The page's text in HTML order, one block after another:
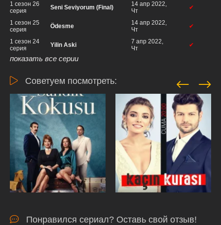
1 сезон 26
серия
Seni Seviyorum (Final)
14 апр 2022,
Чт
✔
1 сезон 25
серия
Ödesme
14 апр 2022,
Чт
✔
1 сезон 24
серия
Yilin Aski
7 апр 2022,
Чт
✔
показать все серии
Советуем посмотреть:
Понравился сериал? Оставь свой отзыв!